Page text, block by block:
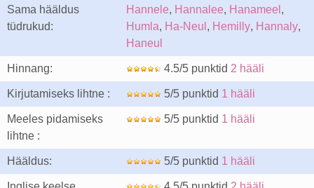
Sama hääldus
tüdrukud:
Hannele, Hannalee, Hanameel ,
Humla, Ha-Neul , Hemilly, Hannaly,
Haneul
Hinnang: 4.5/5 punktid 2 hääli
Kirjutamiseks lihtne : 5/5 punktid 1 hääli
Meeles pidamiseks
lihtne :
5/5 punktid 1 hääli
Hääldus: 5/5 punktid 1 hääli